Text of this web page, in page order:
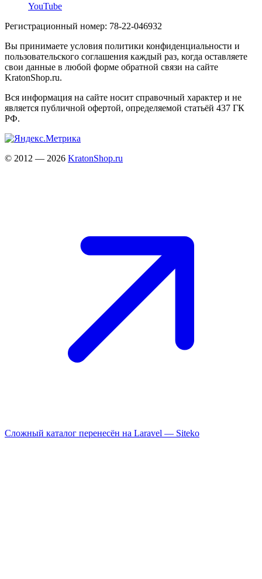
YouTube
Регистрационный номер: 78-22-046932
Вы принимаете условия политики конфиденциальности и
пользовательского соглашения каждый раз, когда оставляете
свои данные в любой форме обратной связи на сайте
KratonShop.ru.
Вся информация на сайте носит справочный характер и не
является публичной офертой, определяемой статьёй 437 ГК
РФ.
© 2012 — 2026 KratonShop.ru
Сложный каталог перенесён на Laravel — Siteko